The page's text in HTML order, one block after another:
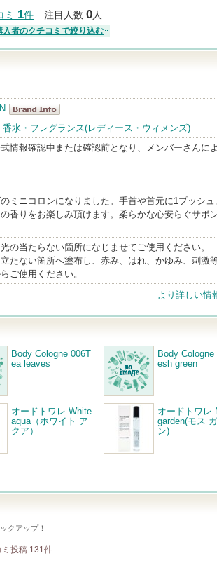
ミ 1件 注目人数 0人
入者のクチコミで絞り込む
ARTLAB.COL
LECTION
香水・フレグランス(レディース・ウィメンズ)
情報確認中または確認前となり、メンバーさんに
ミニコロンになりました。手首や首元に1プッシュ
香りをお楽しみ頂けます。柔らかな心安らぐサボ
の当たらない箇所になじませてご使用ください。
たない箇所へ塗布し、赤み、はれ、かゆみ、刺激
ご使用ください。
より詳しい情
Body Cologne 006T
ea leaves
Body Cologne
esh green
オードトワレ White
aqua（ホワイト ア
クア）
オードトワレ
garden(モス
ン)
クアップ！
ミ投稿 131件